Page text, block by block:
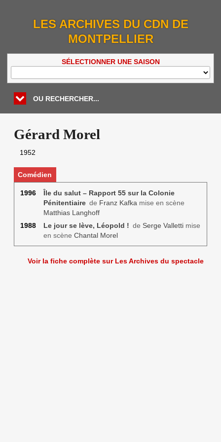
LES ARCHIVES DU CDN DE
MONTPELLIER
SÉLECTIONNER UNE SAISON
OU RECHERCHER...
Gérard Morel
1952
Comédien
1996
Île du salut – Rapport 55 sur la Colonie
Pénitentiairede Franz Kafka mise en scène
Matthias Langhoff
1988
Le jour se lève, Léopold ! de Serge Vallettimise
en scène Chantal Morel
Voir la fiche complète sur Les Archives du spectacle